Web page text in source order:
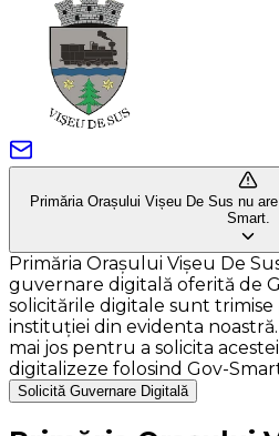
Primăria Orașului Vișeu De Sus nu
Smart.
Primăria Orașului Vișeu De
guvernare digitală oferită de
solicitările digitale sunt trimise
instituției din evidenta
mai jos pentru a solicita
digitalizeze folosind Gov-
Solicită Guvernare Digitală